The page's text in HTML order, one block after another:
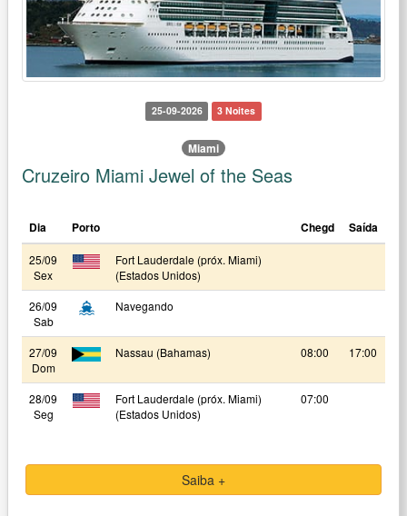
25-09-2026 3 Noites
Miami
Cruzeiro Miami Jewel of the Seas
Dia Porto Chegd Saída
25/09
Sex
Fort Lauderdale (próx. Miami)
(Estados Unidos)
26/09
Sab
Navegando
27/09
Dom
Nassau (Bahamas) 08:00 17:00
28/09
Seg
Fort Lauderdale (próx. Miami)
(Estados Unidos)
07:00
Saiba +